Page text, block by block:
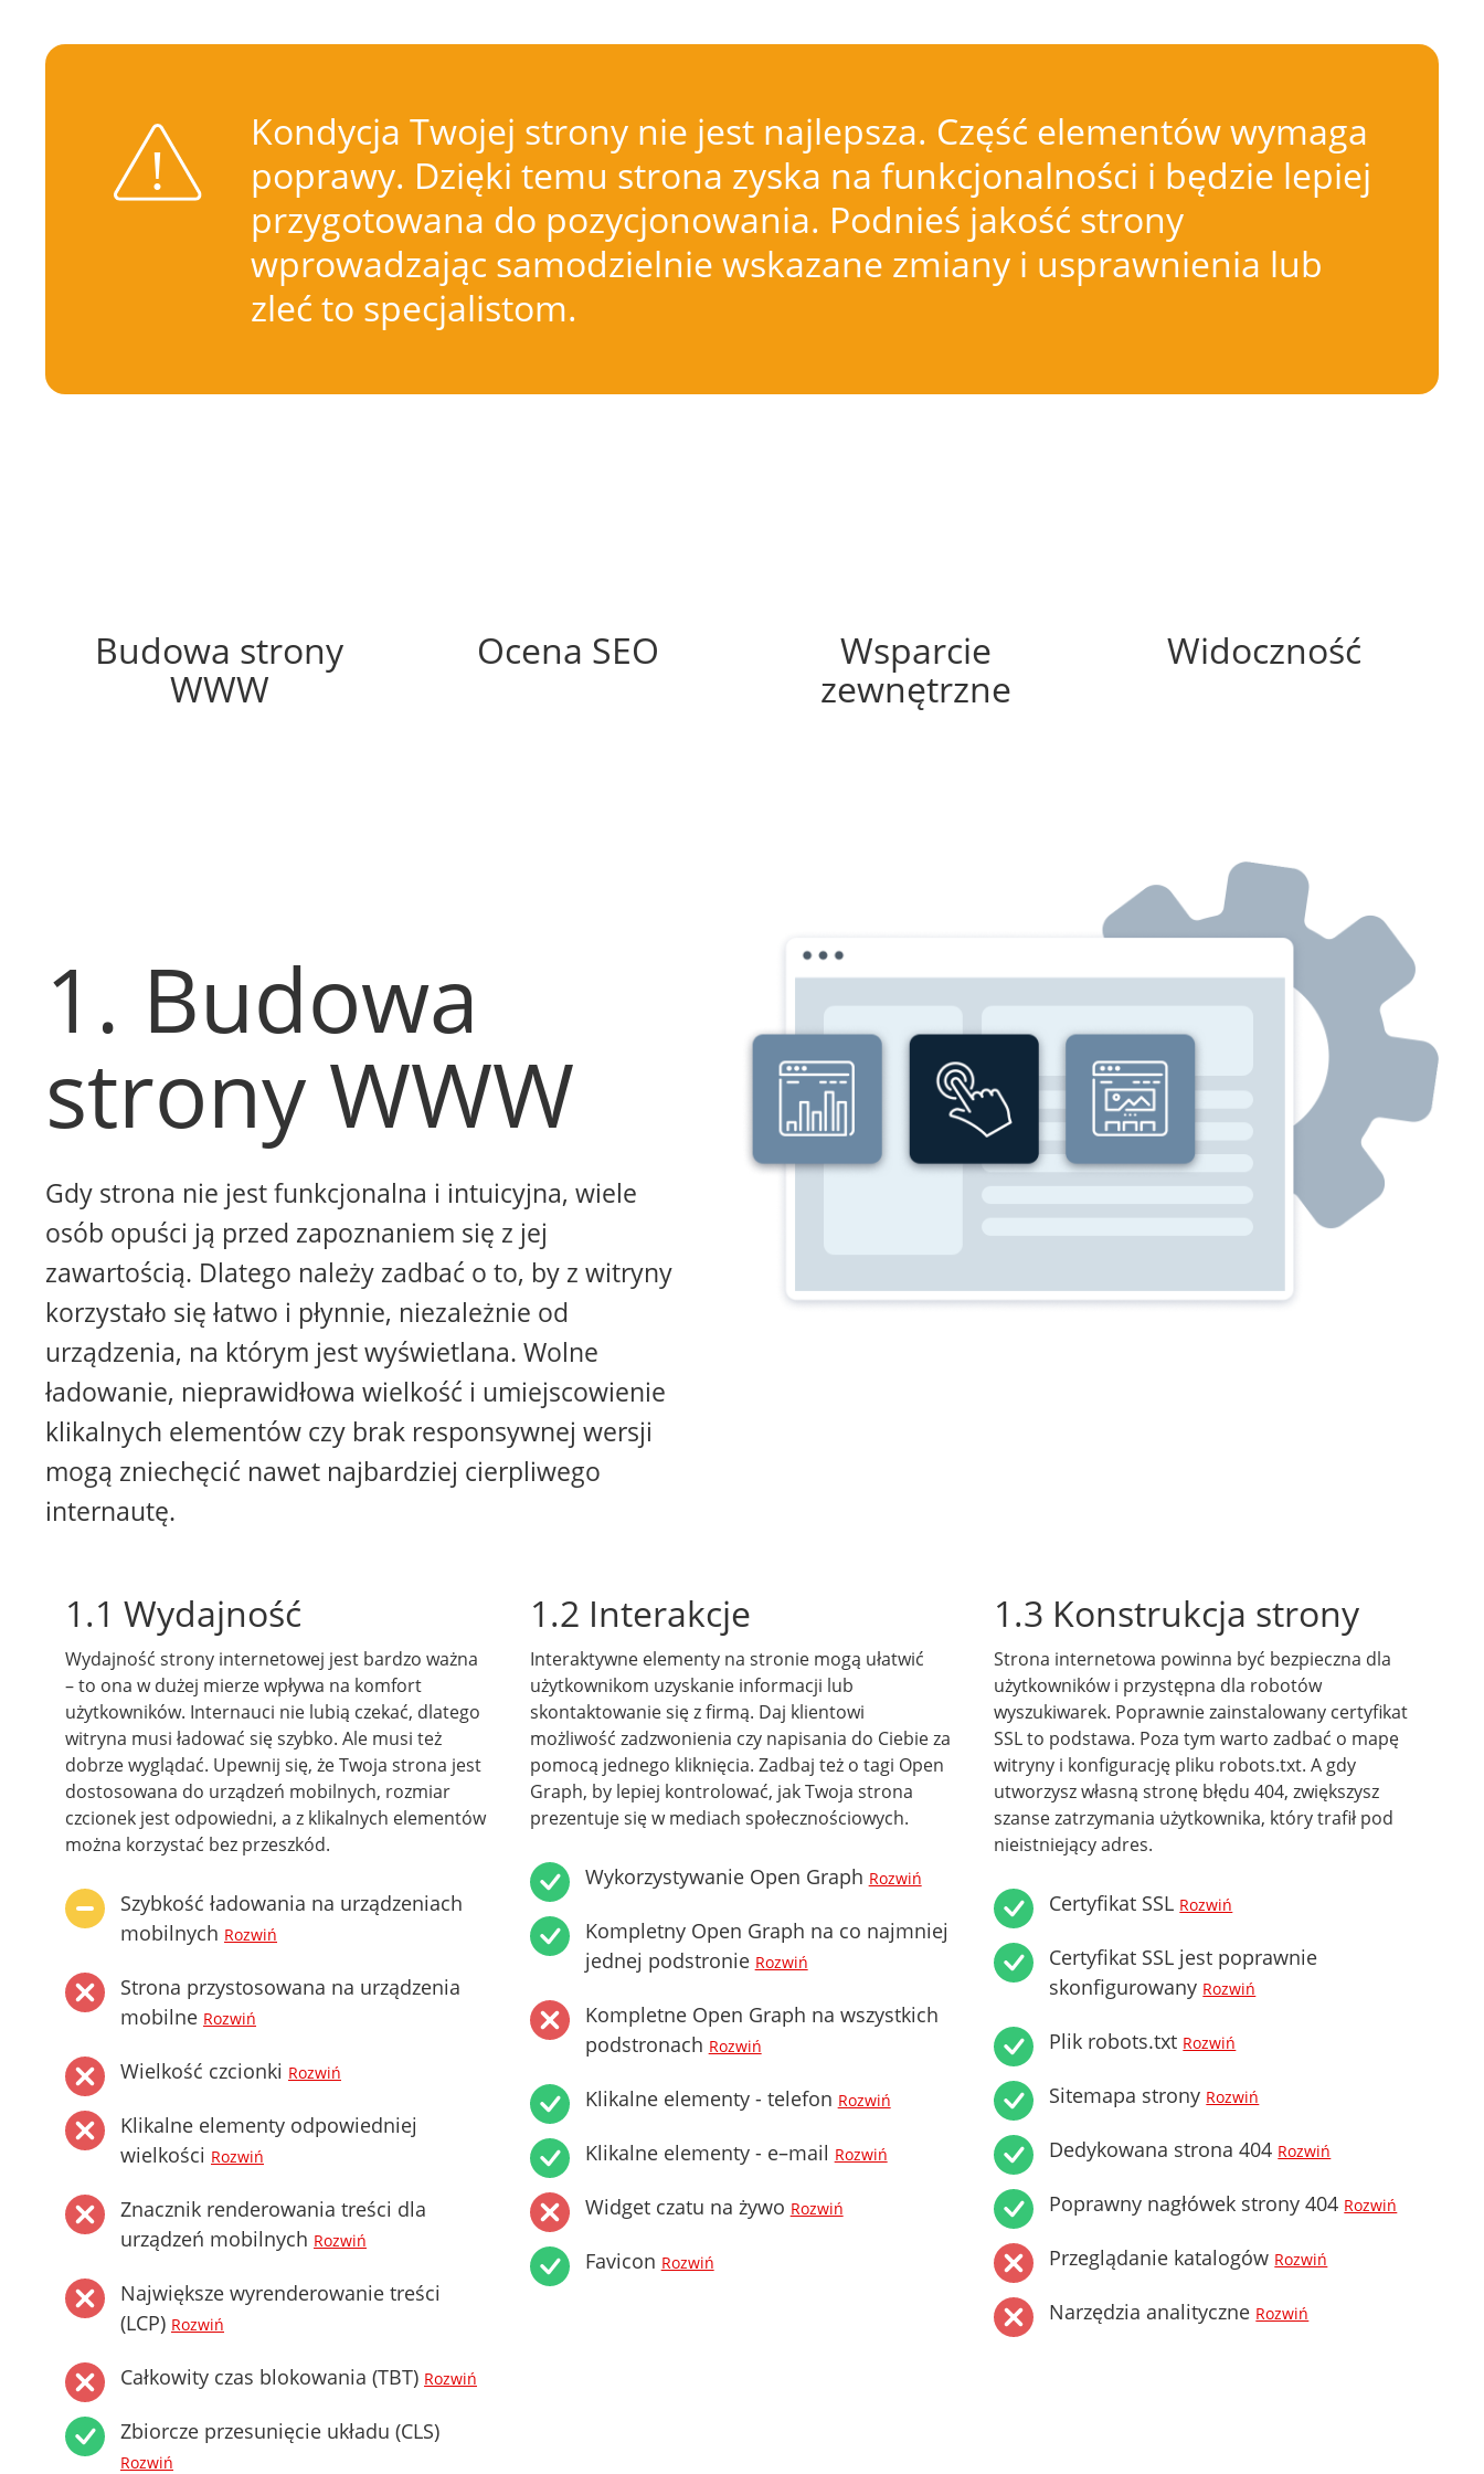
Kondycja Twojej strony nie jest najlepsza. Część elementów wymaga
poprawy. Dzięki temu strona zyska na funkcjonalności i będzie lepiej
przygotowana do pozycjonowania. Podnieś jakość strony
wprowadzając samodzielnie wskazane zmiany i usprawnienia lub
zleć to specjalistom.
Budowa strony
WWW
Ocena SEO
Wsparcie
zewnętrzne
Widoczność
1. Budowa
strony WWW
Gdy strona nie jest funkcjonalna i intuicyjna, wiele
osób opuści ją przed zapoznaniem się z jej
zawartością. Dlatego należy zadbać o to, by z witryny
korzystało się łatwo i płynnie, niezależnie od
urządzenia, na którym jest wyświetlana. Wolne
ładowanie, nieprawidłowa wielkość i umiejscowienie
klikalnych elementów czy brak responsywnej wersji
mogą zniechęcić nawet najbardziej cierpliwego
internautę.
1.1 Wydajność
Wydajność strony internetowej jest bardzo ważna
– to ona w dużej mierze wpływa na komfort
użytkowników. Internauci nie lubią czekać, dlatego
witryna musi ładować się szybko. Ale musi też
dobrze wyglądać. Upewnij się, że Twoja strona jest
dostosowana do urządzeń mobilnych, rozmiar
czcionek jest odpowiedni, a z klikalnych elementów
można korzystać bez przeszkód.
Szybkość ładowania na urządzeniach
mobilnych Rozwiń
Strona przystosowana na urządzenia
mobilne Rozwiń
Wielkość czcionki Rozwiń
Klikalne elementy odpowiedniej
wielkości Rozwiń
Znacznik renderowania treści dla
urządzeń mobilnych Rozwiń
Największe wyrenderowanie treści
(LCP) Rozwiń
Całkowity czas blokowania (TBT) Rozwiń
Zbiorcze przesunięcie układu (CLS)
Rozwiń
1.2 Interakcje
Interaktywne elementy na stronie mogą ułatwić
użytkownikom uzyskanie informacji lub
skontaktowanie się z firmą. Daj klientowi
możliwość zadzwonienia czy napisania do Ciebie za
pomocą jednego kliknięcia. Zadbaj też o tagi Open
Graph, by lepiej kontrolować, jak Twoja strona
prezentuje się w mediach społecznościowych.
Wykorzystywanie Open Graph Rozwiń
Kompletny Open Graph na co najmniej
jednej podstronie Rozwiń
Kompletne Open Graph na wszystkich
podstronach Rozwiń
Klikalne elementy - telefon Rozwiń
Klikalne elementy - e–mail Rozwiń
Widget czatu na żywo Rozwiń
Favicon Rozwiń
1.3 Konstrukcja strony
Strona internetowa powinna być bezpieczna dla
użytkowników i przystępna dla robotów
wyszukiwarek. Poprawnie zainstalowany certyfikat
SSL to podstawa. Poza tym warto zadbać o mapę
witryny i konfigurację pliku robots.txt. A gdy
utworzysz własną stronę błędu 404, zwiększysz
szanse zatrzymania użytkownika, który trafił pod
nieistniejący adres.
Certyfikat SSL Rozwiń
Certyfikat SSL jest poprawnie
skonfigurowany Rozwiń
Plik robots.txt Rozwiń
Sitemapa strony Rozwiń
Dedykowana strona 404 Rozwiń
Poprawny nagłówek strony 404 Rozwiń
Przeglądanie katalogów Rozwiń
Narzędzia analityczne Rozwiń